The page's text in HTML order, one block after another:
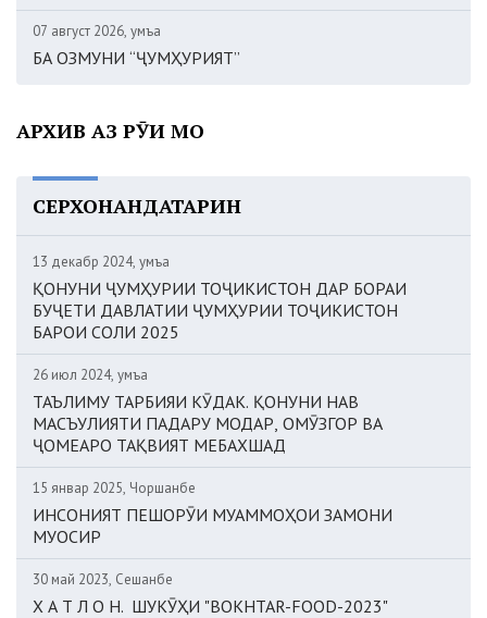
07 август 2026, Ҷумъа
БА ОЗМУНИ “ҶУМҲУРИЯТ”
АРХИВ АЗ РӮИ МОҲ
СЕРХОНАНДАТАРИН
13 декабр 2024, Ҷумъа
ҚОНУНИ ҶУМҲУРИИ ТОҶИКИСТОН ДАР БОРАИ
БУҶЕТИ ДАВЛАТИИ ҶУМҲУРИИ ТОҶИКИСТОН
БАРОИ СОЛИ 2025
26 июл 2024, Ҷумъа
ТАЪЛИМУ ТАРБИЯИ КӮДАК. ҚОНУНИ НАВ
МАСЪУЛИЯТИ ПАДАРУ МОДАР, ОМӮЗГОР ВА
ҶОМЕАРО ТАҚВИЯТ МЕБАХШАД
15 январ 2025, Чоршанбе
ИНСОНИЯТ ПЕШОРӮИ МУАММОҲОИ ЗАМОНИ
МУОСИР
30 май 2023, Сешанбе
Х А Т Л О Н. ШУКӮҲИ "BOKHTAR-FOOD-2023"